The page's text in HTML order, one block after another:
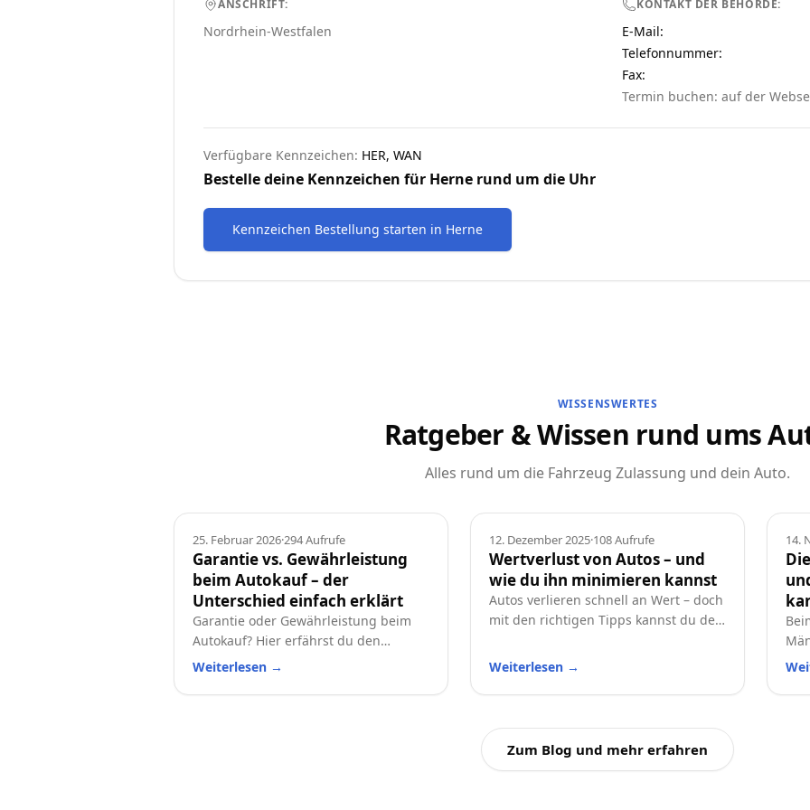
ANSCHRIFT:
Nordrhein-Westfalen
KONTAKT DER BEHÖRDE:
E-Mail:
Telefonnummer:
Fax:
Termin buchen: auf der
Verfügbare Kennzeichen: HER, WAN
Bestelle deine Kennzeichen für Herne rund um die Uhr
Kennzeichen Bestellung starten in Herne
WISSENSWERTES
Ratgeber & Wissen rund ums
Alles rund um die Fahrzeug Zulassung und dein Auto.
Ratgeber
25. Februar 2026·294Aufrufe
Garantie vs. Gewährleistung
beim Autokauf – der
Unterschied einfach erklärt
Garantie oder Gewährleistung beim
Autokauf? Hier erfährst du den
Unterschied, welche Rechte du hast
Gebrauchtwagen achten solltest.
Weiterlesen →
Ratgeber
12. Dezember 2025·108Aufrufe
Wertverlust von Autos – und
wie du ihn minimieren kannst
Autos verlieren schnell an Wert – doch
mit den richtigen Tipps kannst du den
Erfahre, welche Faktoren besonders
langfristig wertstabil hältst.
Weiterlesen →
14.
Zum Blog und mehr erfahren